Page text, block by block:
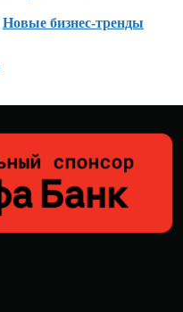
Новые бизнес-тренды